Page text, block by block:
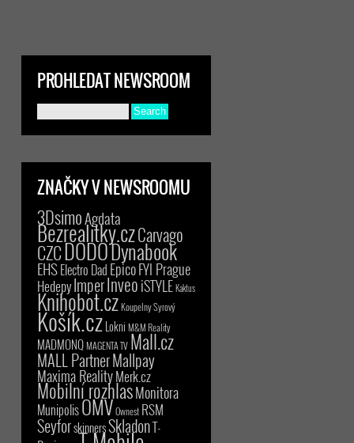
PROHLEDAT NEWSROOM
ZNAČKY V NEWSROOMU
3DsimoAgdata
Bezrealitky.czCarvago
CZCDODODynabook
EHSElectro Dad EpicoFYI Prague
HedepyImperInveoiSTYLE Kaktus
Knihobot.czKoupelny Syrový
Košík.czLokni M&M Reality
MADMONQMAGENTA TV Mall.cz
MALL PartnerMallpay
Maxima RealityMerk.cz
Mobilní rozhlasMonitora
MunipolisOMVOwnest RSM
SeyforskinnersSkladonT-